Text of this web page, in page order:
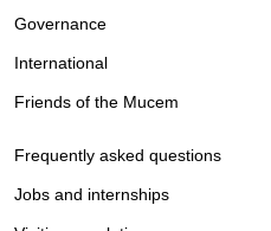
Governance
International
Friends of the Mucem
Frequently asked questions
Jobs and internships